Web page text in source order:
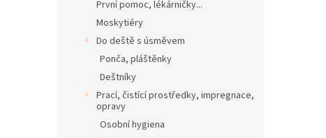
První pomoc, lékárničky...
Moskytiéry
Do deště s úsměvem
Ponča, pláštěnky
Deštníky
Prací, čistící prostředky, impregnace,
opravy
Osobní hygiena